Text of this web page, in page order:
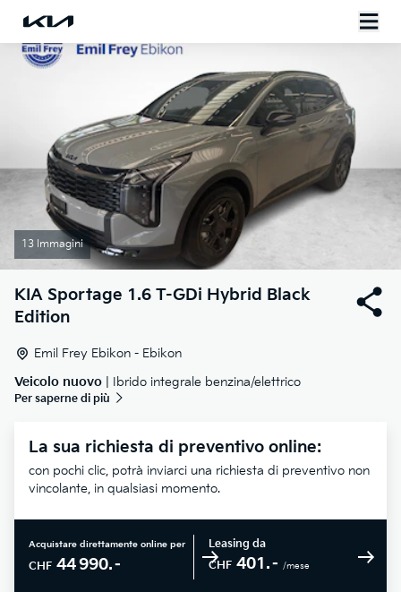
13 Immagini
KIA Sportage 1.6 T-GDi Hybrid Black
Edition
Emil Frey Ebikon - Ebikon
Veicolo nuovo | Ibrido integrale benzina/elettrico
Per saperne di più
La sua richiesta di preventivo online:
con pochi clic, potrà inviarci una richiesta di preventivo non
vincolante, in qualsiasi momento.
Acquistare direttamente online per
CHF 44 990.–
Leasing da
CHF 401.– /mese